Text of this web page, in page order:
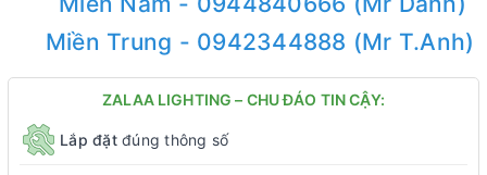
Miền Trung - 0942344888 (Mr T.Anh)
ZALAA LIGHTING – CHU ĐÁO TIN CẬY:
Lắp đặtđúng thông số